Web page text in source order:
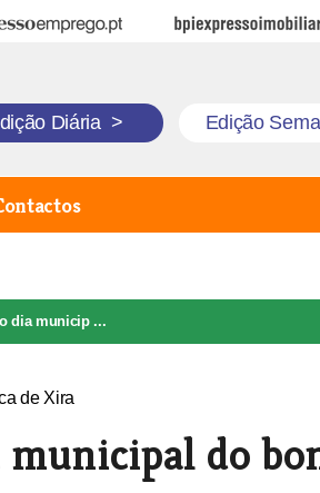
Emprego BPI Expresso
Diária > Edição
dia municip ...
municipal do